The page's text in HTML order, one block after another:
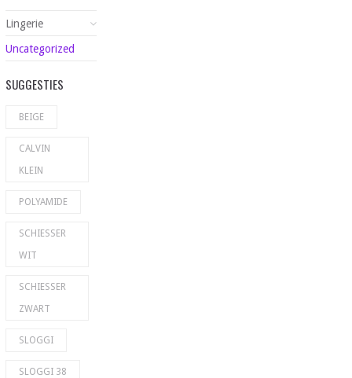
Lingerie
Uncategorized
SUGGESTIES
BEIGE
CALVIN
KLEIN
POLYAMIDE
SCHIESSER
WIT
SCHIESSER
ZWART
SLOGGI
SLOGGI 38